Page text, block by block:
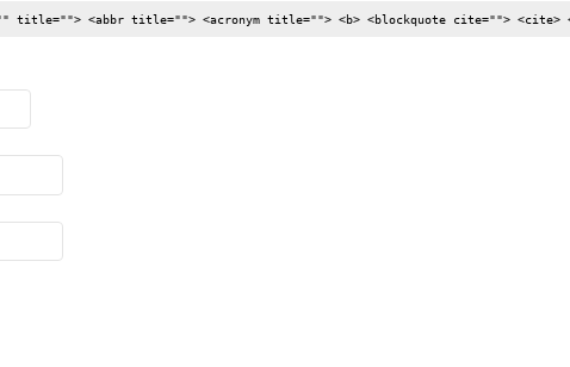
title=""> <abbr title=""> <acronym title=""> <b> <blockquote cite=""> <cite>